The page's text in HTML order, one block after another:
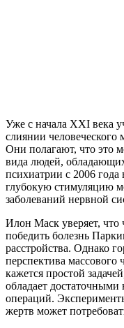
Уже с начала XXI века
слиянии человеческого
Они полагают, что это
вида людей,
психиатрии с 2006
глубокую стимуляцию
заболеваний нервной
Илон Маск уверяет, что
победить болезнь
расстройства. Однако
перспектива
кажется простой
обладает
операций.
жертв может